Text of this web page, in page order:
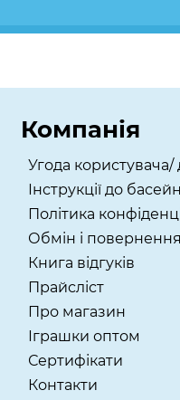
Компанія
Угода користувача/
Інструкції до
Політика
Обмін і повернення
Книга відгуків
Прайсліст
Про магазин
Іграшки оптом
Сертифікати
Контакти